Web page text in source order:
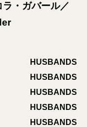
・ガバール／
HUSBANDS
HUSBANDS
HUSBANDS
HUSBANDS
HUSBANDS